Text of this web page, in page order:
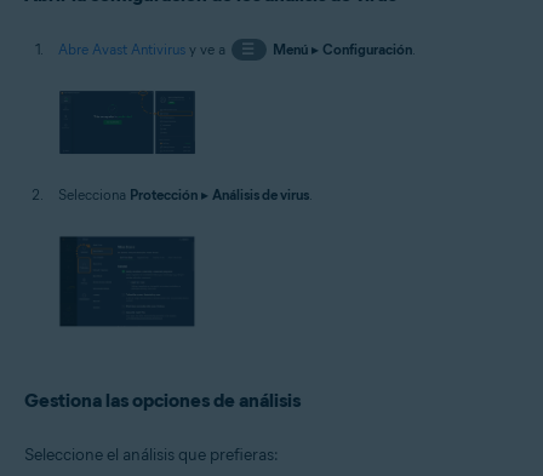
Abre Avast Antivirus y ve a ☰ Menú▸ Configuración.
Selecciona Protección ▸ Análisis de virus.
Gestiona las opciones de análisis
Seleccione el análisis que prefieras: